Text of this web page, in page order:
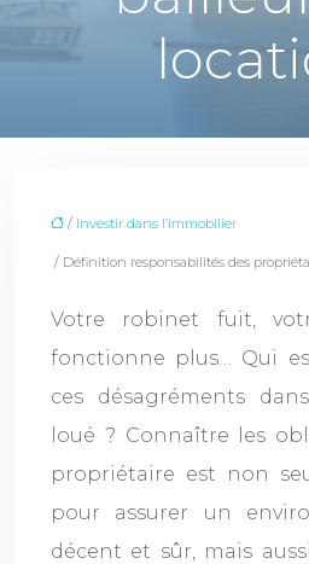
/ Investir dans l’immobilier
/ Définition responsabilités des
Votre robinet fuit,
fonctionne plus… Qui
ces désagréments
loué ? Connaître les
propriétaire est non
pour assurer un
décent et sûr, mais